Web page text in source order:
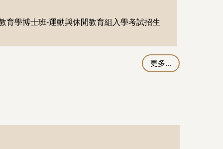
育學博士班-運動與休閒教育組入學考試招生
更多...